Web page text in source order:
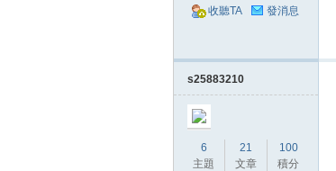
收聽TA 發消息
s25883210
6
主題
21
文章
100
積分